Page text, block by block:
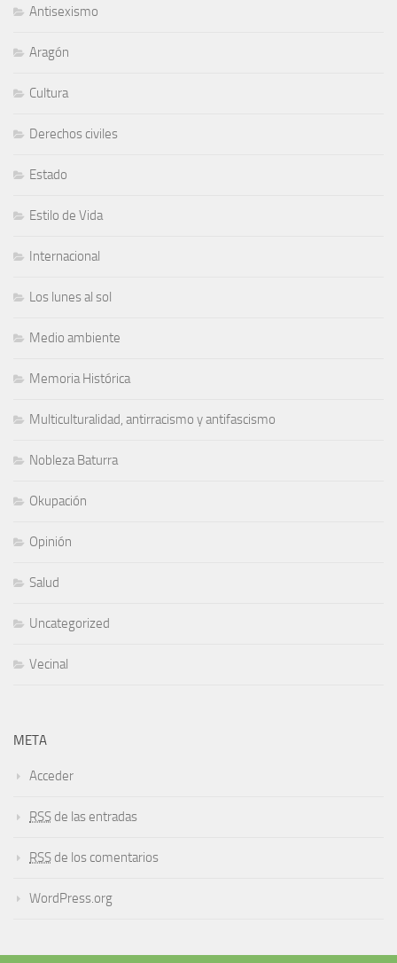
Antisexismo
Aragón
Cultura
Derechos civiles
Estado
Estilo de Vida
Internacional
Los lunes al sol
Medio ambiente
Memoria Histórica
Multiculturalidad, antirracismo y antifascismo
Nobleza Baturra
Okupación
Opinión
Salud
Uncategorized
Vecinal
META
Acceder
RSS de las entradas
RSS de los comentarios
WordPress.org